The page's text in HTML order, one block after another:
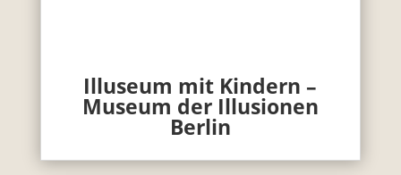
Illuseum mit Kindern –
Museum der Illusionen
Berlin